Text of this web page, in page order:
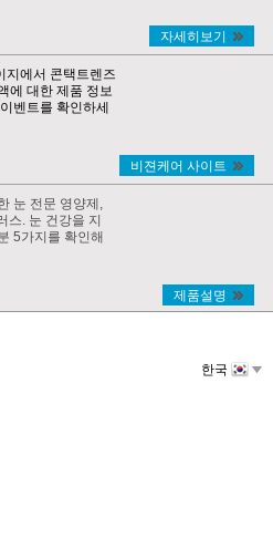
자세히보기
지에서 콘택트렌즈
에 대한 제품 정보
벤트를 확인하세
비젼케어 사이트
눈 전문 영양제,
스. 눈 건강을 지
5가지를 확인해
제품설명
한국